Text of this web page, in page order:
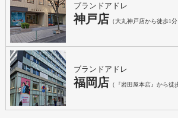
ブランドアドレ
神戸店 （大丸神戸店から徒歩1分
ブランドアドレ
福岡店 （『岩田屋本店』から徒